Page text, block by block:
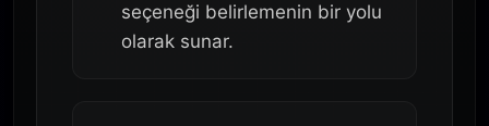
seçeneği belirlemenin bir yolu
olarak sunar.